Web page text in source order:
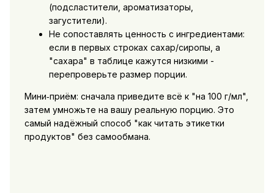
(подсластители, ароматизаторы,
загустители).
Не сопоставлять ценность с ингредиентами:
если в первых строках сахар/сиропы, а
"сахара" в таблице кажутся низкими -
перепроверьте размер порции.
Мини‑приём: сначала приведите всё к "на 100 г/мл",
затем умножьте на вашу реальную порцию. Это
самый надёжный способ "как читать этикетки
продуктов" без самообмана.